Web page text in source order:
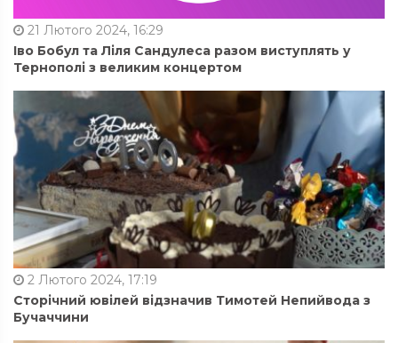
21 Лютого 2024, 16:29
Іво Бобул та Ліля Сандулеса разом виступлять у
Тернополі з великим концертом
2 Лютого 2024, 17:19
Сторічний ювілей відзначив Тимотей Непийвода з
Бучаччини